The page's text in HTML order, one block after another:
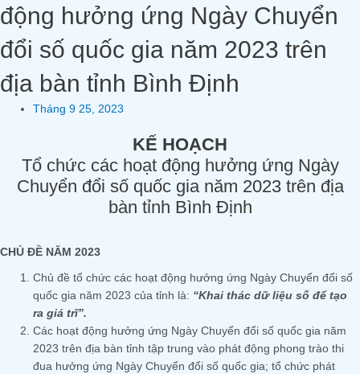
động hưởng ứng Ngày Chuyển
đổi số quốc gia năm 2023 trên
địa bàn tỉnh Bình Định
Tháng 9 25, 2023
KẾ HOẠCH
Tổ chức các hoạt động hưởng ứng Ngày
Chuyển đổi số quốc gia năm 2023 trên địa
bàn tỉnh Bình Định
CHỦ ĐỀ NĂM 2023
Chủ đề tổ chức các hoạt động hưởng ứng Ngày Chuyển đổi số
quốc gia năm 2023 của tỉnh là: “Khai thác dữ liệu số để tạo
ra giá trĩ”.
Các hoạt động hưởng ứng Ngày Chuyển đổi số quốc gia năm
2023 trên địa bàn tỉnh tập trung vào phát động phong trào thi
đua hưởng ứng Ngày Chuyển đổi số quốc gia; tổ chức phát